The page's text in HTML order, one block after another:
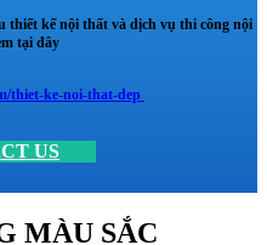
thiết kế nội thất và dịch vụ thi công nội
tại đây
thiet-ke-noi-that-dep
US
MÀU SẮC